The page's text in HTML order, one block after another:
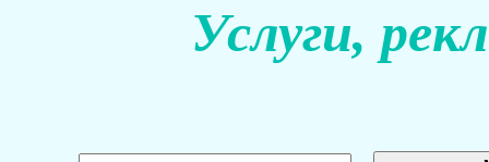
Услуги,